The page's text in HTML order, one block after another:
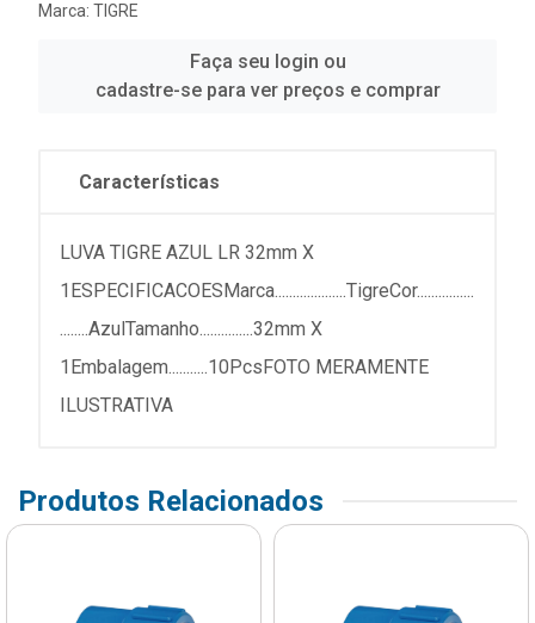
Marca: TIGRE
Faça seu login ou
cadastre-se para ver preços e comprar
Características
LUVA TIGRE AZUL LR 32mm X
1ESPECIFICACOESMarca....................TigreCor................
........AzulTamanho...............32mm X
1Embalagem...........10PcsFOTO MERAMENTE
ILUSTRATIVA
Produtos Relacionados